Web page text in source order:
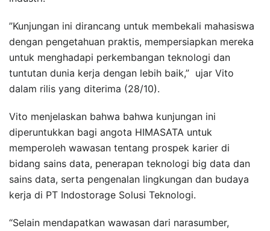
”Kunjungan ini dirancang untuk membekali mahasiswa
dengan pengetahuan praktis, mempersiapkan mereka
untuk menghadapi perkembangan teknologi dan
tuntutan dunia kerja dengan lebih baik,” ujar Vito
dalam rilis yang diterima (28/10).
Vito menjelaskan bahwa bahwa kunjungan ini
diperuntukkan bagi angota HIMASATA untuk
memperoleh wawasan tentang prospek karier di
bidang sains data, penerapan teknologi big data dan
sains data, serta pengenalan lingkungan dan budaya
kerja di PT Indostorage Solusi Teknologi.
“Selain mendapatkan wawasan dari narasumber,